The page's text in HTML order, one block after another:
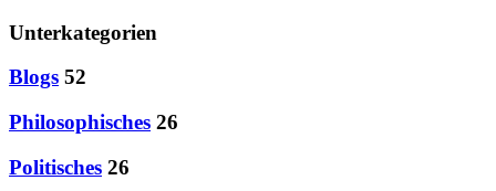
Unterkategorien
Blogs 52
Philosophisches 26
Politisches 26